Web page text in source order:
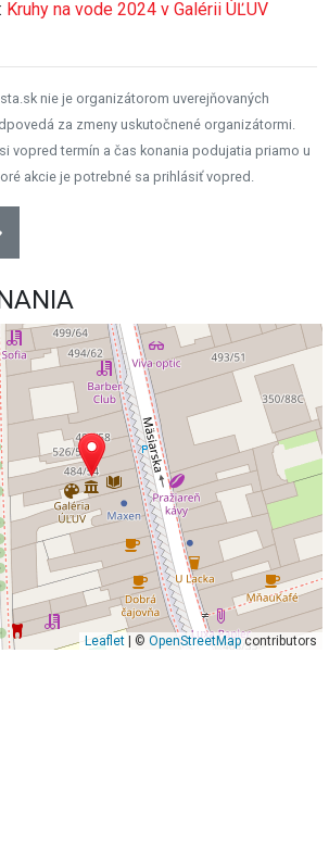
Kruhy na vode 2024 v Galérii ÚĽUV
nie je organizátorom uverejňovaných
za zmeny uskutočnené organizátormi.
vopred termín a čas konania podujatia priamo u
akcie je potrebné sa prihlásiť vopred.
Leaflet| © OpenStreetMapcontributors